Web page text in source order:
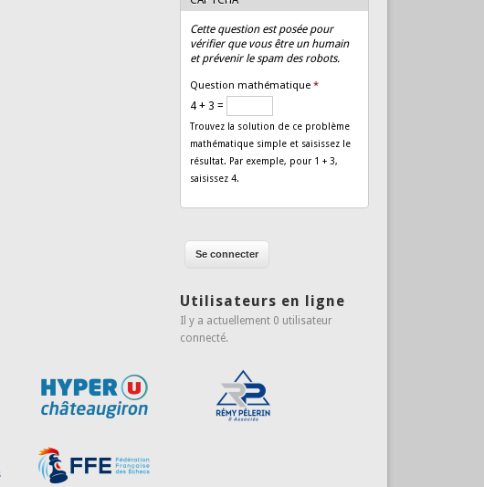
Cette question est posée pour
vérifier que vous être un humain
et prévenir le spam des robots.
Question mathématique *
4 + 3 =
Trouvez la solution de ce problème
mathématique simple et saisissez le
résultat. Par exemple, pour 1 + 3,
saisissez 4.
Utilisateurs en ligne
Il y a actuellement 0 utilisateur
connecté.